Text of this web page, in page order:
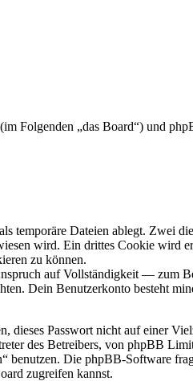
Folgenden „das Board“) und
temporäre Dateien ablegt. Zwei
wird. Ein drittes Cookie wird
zu können.
auf Vollständigkeit — zum
Dein Benutzerkonto besteht
dieses Passwort nicht auf einer
des Betreibers, von phpBB
benutzen. Die phpBB-Software
zugreifen kannst.